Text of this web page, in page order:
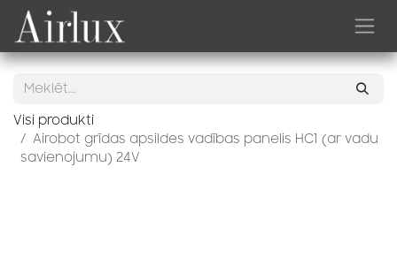
Skip to Content
Visi produkti
Airobot grīdas apsildes vadības panelis HC1 (ar vadu
savienojumu) 24V